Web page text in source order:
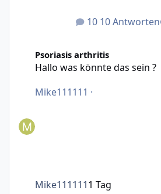
10 Antworten
Psoriasis arthritis
Hallo was könnte das sein ?
Mike111111 ·
Mike1111111 Tag